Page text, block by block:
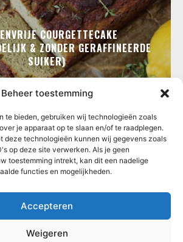
Beheer toestemming
te bieden, gebruiken wij technologieën zoals
je apparaat op te slaan en/of te raadplegen.
deze technologieën kunnen wij gegevens zoals
op deze site verwerken. Als je geen
toestemming intrekt, kan dit een nadelige
functies en mogelijkheden.
Accepteren
Weigeren
COURGETTECAKE
& ZONDER GERAFFINEERDE
SUIKER)
GEBAK